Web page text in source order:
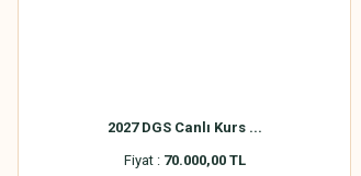
2027 DGS Canlı Kurs ...
Fiyat : 70.000,00 TL